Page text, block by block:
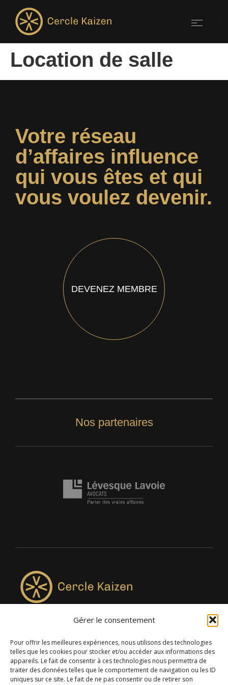
Gérer le consentement
Pour offrir les meilleures expériences, nous utilisons des technologies
telles que les cookies pour stocker et/ou accéder aux informations des
appareils. Le fait de consentir à ces technologies nous permettra de
traiter des données telles que le comportement de navigation ou les ID
uniques sur ce site. Le fait de ne pas consentir ou de retirer son
Location de salle
Votre réseau
d’affaires influence
qui vous êtes et qui
vous voulez devenir.
DEVENEZ MEMBRE
Nos partenaires
4957, rue Lionel-Groulx, bureau 819, Saint-Augustin-de-
Desmaures QC G3A 0M7